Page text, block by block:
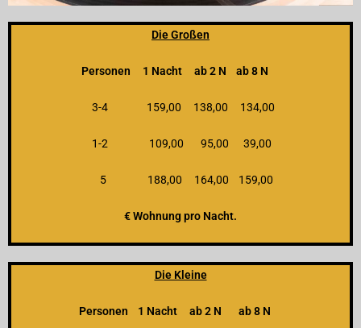
Die Großen
Personen 1 Nacht ab 2 N ab 8 N
3-4 159,00 138,00 134,00
1-2 109,00 95,00 39,00
5 188,00 164,00 159,00
€ Wohnung pro Nacht.
Die Kleine
Personen 1 Nacht ab 2 N ab 8 N